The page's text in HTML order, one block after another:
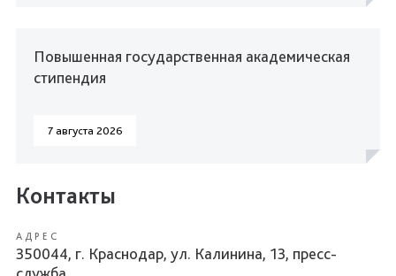
Повышенная государственная академическая
стипендия
7 августа 2026
Контакты
АДРЕС
350044, г. Краснодар, ул. Калинина, 13, пресс-